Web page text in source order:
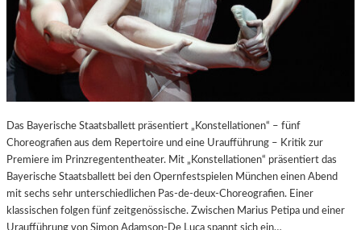
Das Bayerische Staatsballett präsentiert „Konstellationen“ – fünf
Choreografien aus dem Repertoire und eine Uraufführung – Kritik zur
Premiere im Prinzregententheater. Mit „Konstellationen“ präsentiert das
Bayerische Staatsballett bei den Opernfestspielen München einen Abend
mit sechs sehr unterschiedlichen Pas-de-deux-Choreografien. Einer
klassischen folgen fünf zeitgenössische. Zwischen Marius Petipa und einer
Uraufführung von Simon Adamson-De Luca spannt sich ein…